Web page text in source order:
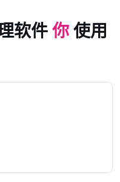
软件 你 使用